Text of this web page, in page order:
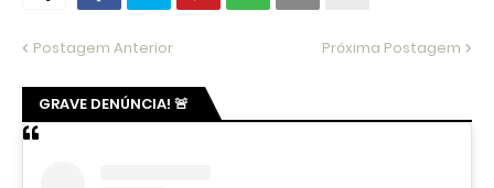
Postagem Anterior Próxima Postagem
GRAVE DENÚNCIA! 🚨